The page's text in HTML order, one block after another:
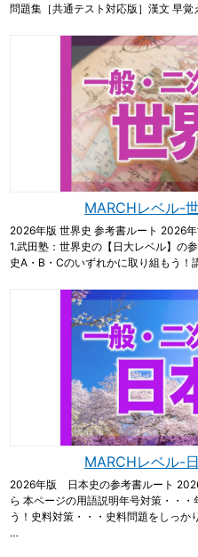
問題集［共通テスト対応版］漢文 早
MARCHレベル-
2026年版 世界史 参考書ルート 2026
1.武田塾：世界史の【日大レベル】の
史A・B・Cのいずれかに取り組もう
MARCHレベル-
2026年版 日本史の参考書ルート
ら 本ページの用語説明年号対策・・
う！史料対策・・・史料問題をしっか
…